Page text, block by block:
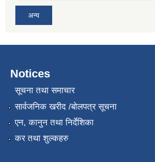
अन्य
Notices
सूचना तथा समाचार
सार्वजनिक खरीद /बोलपत्र सूचना
एन, कानुन तथा निर्देशिका
कर तथा शुल्कहरु